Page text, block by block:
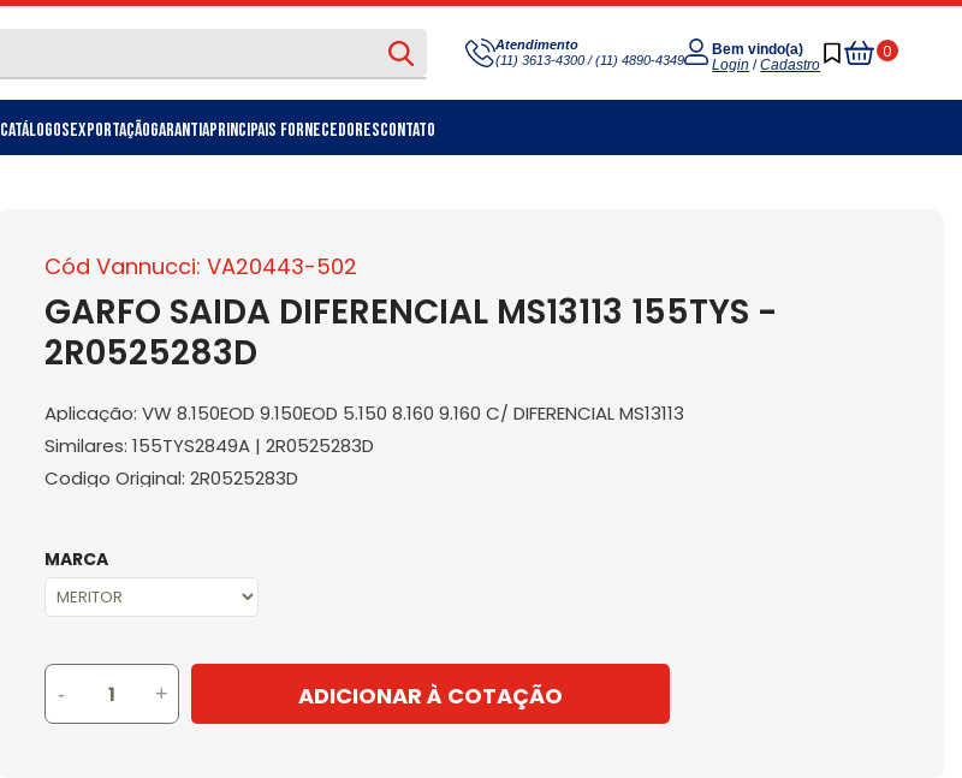
Atendimento
(11) 3613-4300 / (11) 4890-4349
Bem vindo(a)
Login /Cadastro
0
Meu
Carrinho
CatálogosExportaçãoGarantiaPrincipais FornecedoresContato
Cód Vannucci: VA20443-502
GARFO SAIDA DIFERENCIAL MS13113 155TYS -
2R0525283D
Aplicação: VW 8.150EOD 9.150EOD 5.150 8.160 9.160 C/ DIFERENCIAL MS13113
Similares: 155TYS2849A | 2R0525283D
Codigo Original: 2R0525283D
MARCA
- + ADICIONAR À COTAÇÃO